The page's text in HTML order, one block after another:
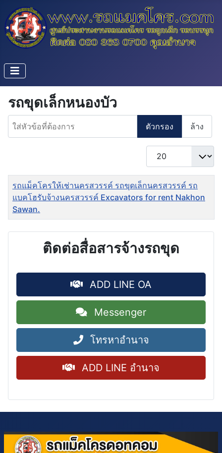
รถขุดเล็กหนองบัว
ใส่หัวข้อที่ต้องการ
ตัวกรอง ล้าง
แสดง #
ชื่อ
รถแม็คโครให้เช่านครสวรรค์ รถขุดเล็กนครสวรรค์ รถ
แบคโฮรับจ้างนครสวรรค์ Excavators for rent Nakhon
Sawan.
ติดต่อสื่อสารจ้างรถขุด
ADD LINE OA
Messenger
โทรหาอำนาจ
ADD LINE อำนาจ